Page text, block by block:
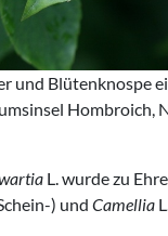
und Blütenknospe
Hombroich,
L. wurde zu
) und Camellia